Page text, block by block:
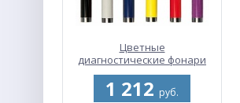
Цветные
диагностические фонари
Cliplight LED
1 212 руб.